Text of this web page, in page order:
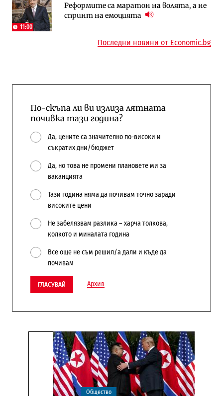
11:00
Реформите са маратон на волята, а не
спринт на емоцията
АЕЦ „Козлодуй“ ще работи само още
няколко седмици, ако сушата продължи
Лекарствата за редки болести
попадат в капан на обществените
Последни новини от Economic.bg
По-скъпа ли ви излиза лятната
почивка тази година?
Да, цените са значително по-високи и
съкратих дни/бюджет
Да, но това не промени плановете ми за
ваканцията
Тази година няма да почивам точно заради
високите цени
Не забелязвам разлика – харча толкова,
колкото и миналата година
Все още не съм решил/а дали и къде да
почивам
ГЛАСУВАЙ Архив
Общество